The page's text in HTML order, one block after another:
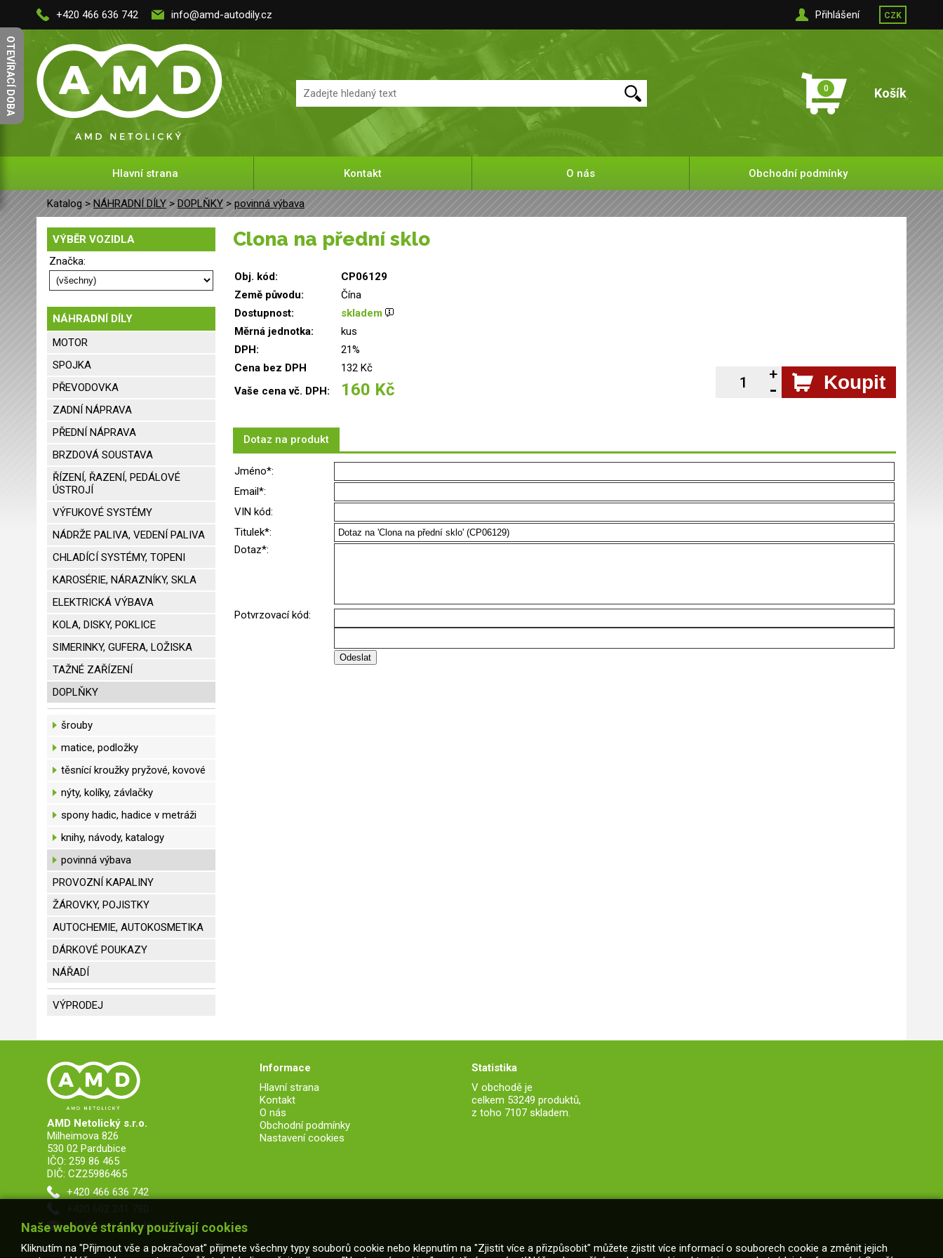
OTEVÍRACÍ DOBA
+420 466 636 742 info@amd-autodily.cz Přihlášení CZK
0 Košík
Hlavní strana Kontakt O nás Obchodní podmínky
Katalog > NÁHRADNÍ DÍLY > DOPLŇKY > povinná výbava
VÝBĚR VOZIDLA
Značka:
NÁHRADNÍ DÍLY
MOTOR
SPOJKA
PŘEVODOVKA
ZADNÍ NÁPRAVA
PŘEDNÍ NÁPRAVA
BRZDOVÁ SOUSTAVA
ŘÍZENÍ, ŘAZENÍ, PEDÁLOVÉ
ÚSTROJÍ
VÝFUKOVÉ SYSTÉMY
NÁDRŽE PALIVA, VEDENÍ PALIVA
CHLADÍCÍ SYSTÉMY, TOPENI
KAROSÉRIE, NÁRAZNÍKY, SKLA
ELEKTRICKÁ VÝBAVA
KOLA, DISKY, POKLICE
SIMERINKY, GUFERA, LOŽISKA
TAŽNÉ ZAŘÍZENÍ
DOPLŇKY
šrouby
matice, podložky
těsnící kroužky pryžové, kovové
nýty, kolíky, závlačky
spony hadic, hadice v metráži
knihy, návody, katalogy
povinná výbava
PROVOZNÍ KAPALINY
ŽÁROVKY, POJISTKY
AUTOCHEMIE, AUTOKOSMETIKA
DÁRKOVÉ POUKAZY
NÁŘADÍ
VÝPRODEJ
Clona na přední sklo
Obj. kód:
CP06129
Země původu:
Čína
Dostupnost:
skladem
Měrná jednotka:
kus
DPH:
21%
Cena bez DPH
132 Kč
Vaše cena vč. DPH:
160 Kč Koupit
Dotaz na produkt
Jméno*:
Email*:
VIN kód:
Titulek*:
Dotaz*:
Potvrzovací kód:
AMD Netolický s.r.o.
Milheimova 826
530 02 Pardubice
IČO: 259 86 465
DIČ: CZ25986465
+420 466 636 742
info@amd-autodily.cz
Informace
Hlavní strana
Kontakt
O nás
Obchodní podmínky
Nastavení cookies
Statistika
V obchodě je
celkem 53249 produktů,
z toho 7107 skladem.
Naše webové stránky používají cookies
Kliknutím na "Přijmout vše a pokračovat" přijmete všechny typy souborů cookie nebo klepnutím na "Zjistit více a přizpůsobit" můžete zjistit více informací o souborech cookie a změnit jejich